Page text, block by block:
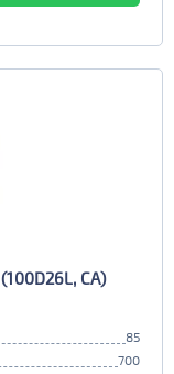
CA)
85
700